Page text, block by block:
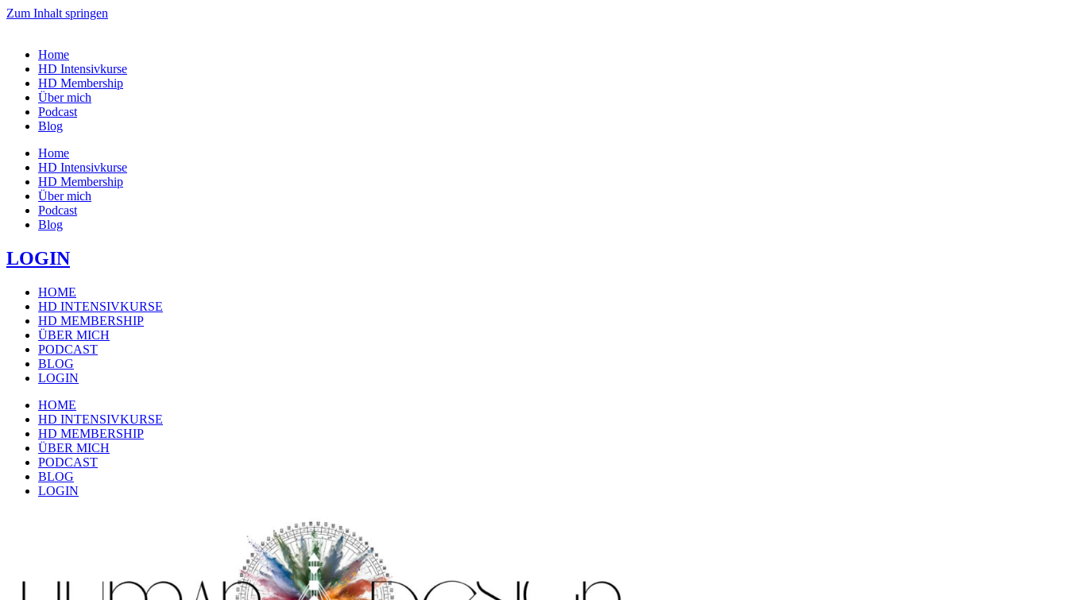
Zum Inhalt springen
Home
HD Intensivkurse
HD Membership
Über mich
Podcast
Blog
Home
HD Intensivkurse
HD Membership
Über mich
Podcast
Blog
LOGIN
HOME
HD INTENSIVKURSE
HD MEMBERSHIP
ÜBER MICH
PODCAST
BLOG
LOGIN
HOME
HD INTENSIVKURSE
HD MEMBERSHIP
ÜBER MICH
PODCAST
BLOG
LOGIN